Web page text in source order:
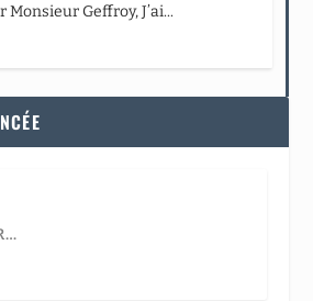
Monsieur Geffroy, J’ai...